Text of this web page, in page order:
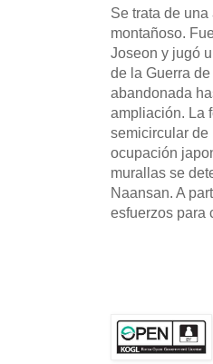
Se trata de
montañoso.
Joseon y jugó
de la Guerra
abandonada
ampliación. La
semicircular de
ocupación
murallas se
Naansan. A
esfuerzos para